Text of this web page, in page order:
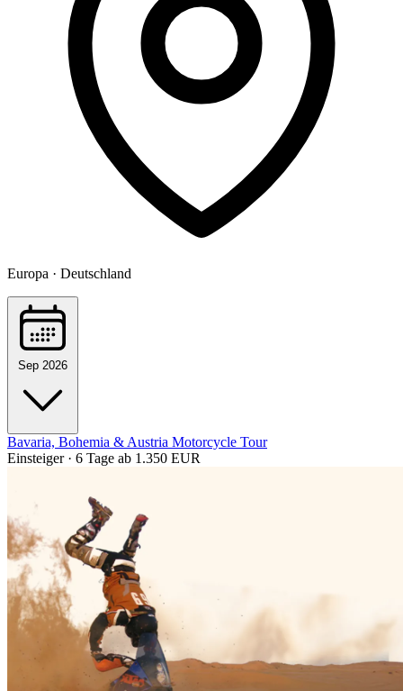
Europa · Deutschland
Sep 2026
Bavaria, Bohemia & Austria Motorcycle Tour
Einsteiger · 6 Tage ab 1.350 EUR